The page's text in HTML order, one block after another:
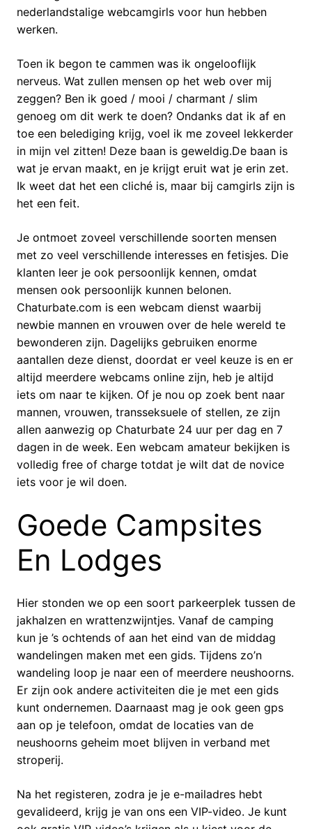
nederlandstalige webcamgirls voor hun hebben
werken.
Toen ik begon te cammen was ik ongelooflijk
nerveus. Wat zullen mensen op het web over mij
zeggen? Ben ik goed / mooi / charmant / slim
genoeg om dit werk te doen? Ondanks dat ik af en
toe een belediging krijg, voel ik me zoveel lekkerder
in mijn vel zitten! Deze baan is geweldig.De baan is
wat je ervan maakt, en je krijgt eruit wat je erin zet.
Ik weet dat het een cliché is, maar bij camgirls zijn is
het een feit.
Je ontmoet zoveel verschillende soorten mensen
met zo veel verschillende interesses en fetisjes. Die
klanten leer je ook persoonlijk kennen, omdat
mensen ook persoonlijk kunnen belonen.
Chaturbate.com is een webcam dienst waarbij
newbie mannen en vrouwen over de hele wereld te
bewonderen zijn. Dagelijks gebruiken enorme
aantallen deze dienst, doordat er veel keuze is en er
altijd meerdere webcams online zijn, heb je altijd
iets om naar te kijken. Of je nou op zoek bent naar
mannen, vrouwen, transseksuele of stellen, ze zijn
allen aanwezig op Chaturbate 24 uur per dag en 7
dagen in de week. Een webcam amateur bekijken is
volledig free of charge totdat je wilt dat de novice
iets voor je wil doen.
Goede Campsites
En Lodges
Hier stonden we op een soort parkeerplek tussen de
jakhalzen en wrattenzwijntjes. Vanaf de camping
kun je ’s ochtends of aan het eind van de middag
wandelingen maken met een gids. Tijdens zo’n
wandeling loop je naar een of meerdere neushoorns.
Er zijn ook andere activiteiten die je met een gids
kunt ondernemen. Daarnaast mag je ook geen gps
aan op je telefoon, omdat de locaties van de
neushoorns geheim moet blijven in verband met
stroperij.
Na het registeren, zodra je je e-mailadres hebt
gevalideerd, krijg je van ons een VIP-video. Je kunt